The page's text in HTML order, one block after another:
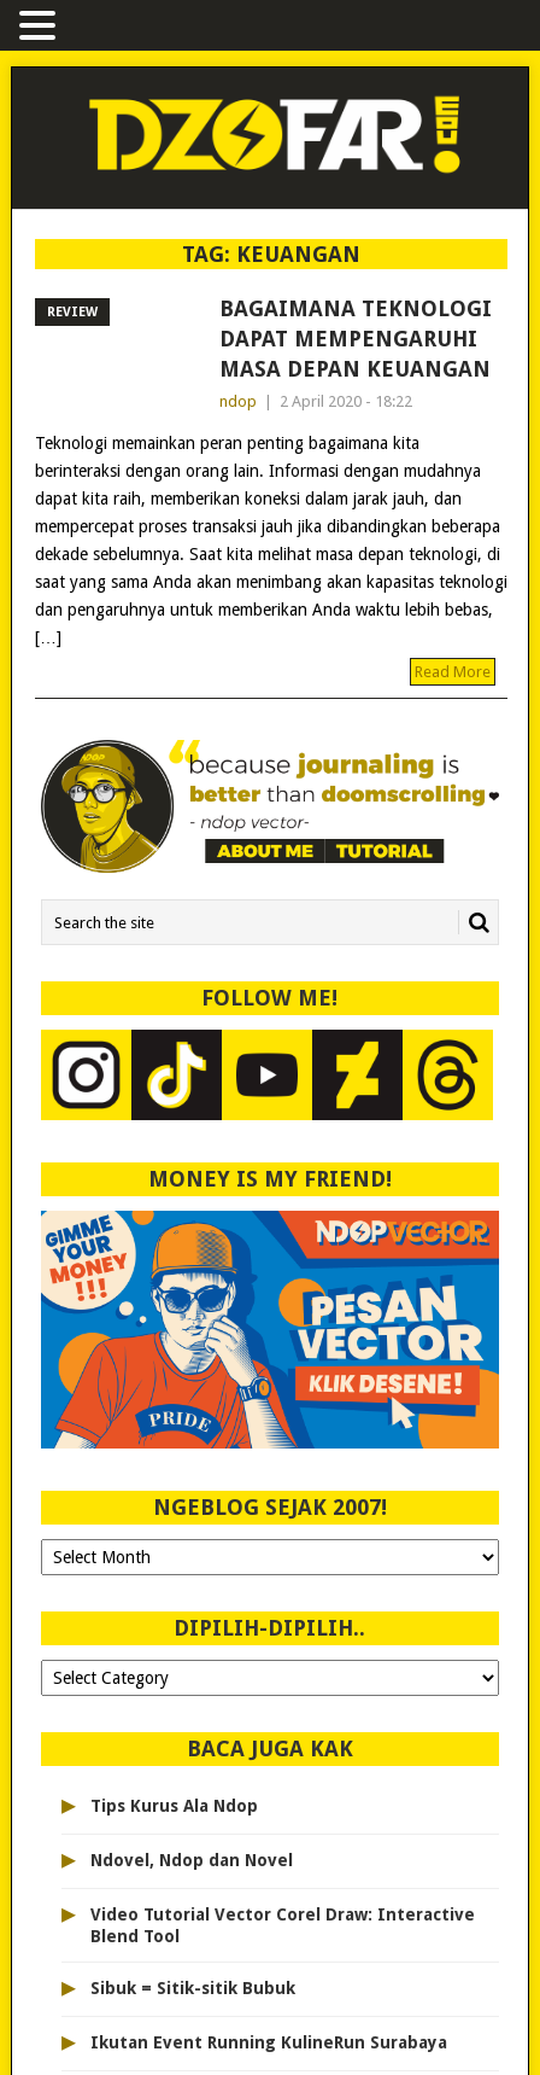
TAG: KEUANGAN
REVIEW
BAGAIMANA TEKNOLOGI
DAPAT MEMPENGARUHI
MASA DEPAN KEUANGAN
ndop 2 April 2020 - 18:22
Teknologi memainkan peran penting bagaimana kita
berinteraksi dengan orang lain. Informasi dengan mudahnya
dapat kita raih, memberikan koneksi dalam jarak jauh, dan
mempercepat proses transaksi jauh jika dibandingkan beberapa
dekade sebelumnya. Saat kita melihat masa depan teknologi, di
saat yang sama Anda akan menimbang akan kapasitas teknologi
dan pengaruhnya untuk memberikan Anda waktu lebih bebas,
[…]
Read More
FOLLOW ME!
MONEY IS MY FRIEND!
NGEBLOG SEJAK 2007!
Ngeblog
Sejak
DIPILIH-DIPILIH..
Dipilih-
dipilih..
BACA JUGA KAK
▸ Tips Kurus Ala Ndop
▸ Ndovel, Ndop dan Novel
▸
Video Tutorial Vector Corel Draw: Interactive
Blend Tool
▸ Sibuk = Sitik-sitik Bubuk
▸ Ikutan Event Running KulineRun Surabaya